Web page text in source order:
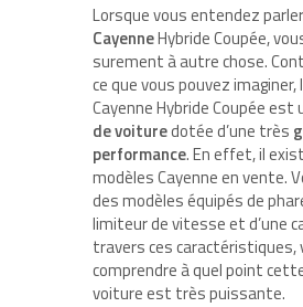
Lorsque vous entendez
CayenneHybride Coupée,
surement à autre chose.
ce que vous pouvez imaginer,
Cayenne Hybride Coupée est
de voituredotée d’une très
performance. En effet, il
modèles Cayenne en vente.
des modèles équipés de
limiteur de vitesse et d’une
travers ces caractéristiques,
comprendre à quel point
voiture est très puissante.